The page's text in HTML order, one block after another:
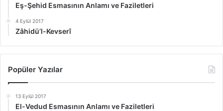
Eş-Şehid Esmasının Anlamı ve Faziletleri
4 Eylül 2017
Zâhidü’l-Kevserî
Popüler Yazılar
13 Eylül 2017
El-Vedud Esmasının Anlamı ve Faziletleri